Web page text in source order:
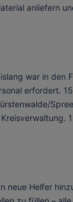
anliefern
war in den
erfordert.
neue Helfer